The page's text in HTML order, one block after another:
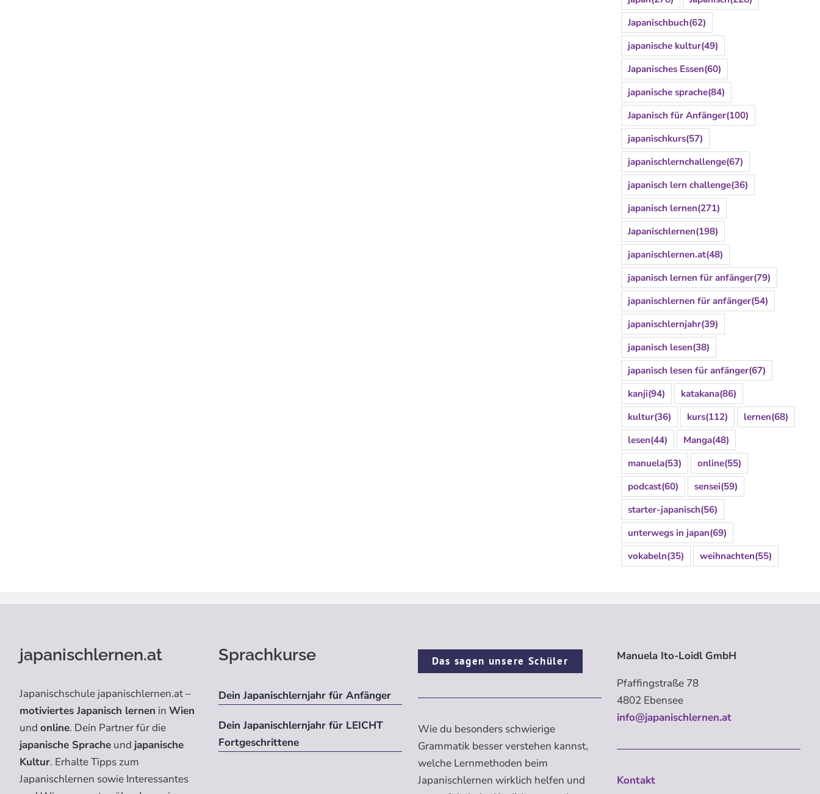
Japanischbuch(62)
japanische kultur(49)
Japanisches Essen(60)
japanische sprache(84)
Japanisch für Anfänger(100)
japanischkurs(57)
japanischlernchallenge(67)
japanisch lern challenge(36)
japanisch lernen(271)
Japanischlernen(198)
japanischlernen.at(48)
japanisch lernen für anfänger(79)
japanischlernen für anfänger(54)
japanischlernjahr(39)
japanisch lesen(38)
japanisch lesen für anfänger(67)
kanji(94) katakana(86)
kultur(36) kurs(112) lernen(68)
lesen(44) Manga(48)
manuela(53) online(55)
podcast(60) sensei(59)
starter-japanisch(56)
unterwegs in japan(69)
vokabeln(35) weihnachten(55)
japanischlernen.at
Japanischschule japanischlernen.at –
motiviertes Japanisch lernen in Wien
und online. Dein Partner für die
japanische Spracheund japanische
Kultur. Erhalte Tipps zum
Japanischlernen sowie Interessantes
Sprachkurse
Dein Japanischlernjahr für Anfänger
Dein Japanischlernjahr für LEICHT
Fortgeschrittene
Das sagen unsere Schüler
Wie du besonders schwierige
Grammatik besser verstehen kannst,
welche Lernmethoden beim
Japanischlernen wirklich helfen und
Manuela Ito-Loidl GmbH
Pfaffingstraße 78
4802 Ebensee
info@japanischlernen.at
Kontakt